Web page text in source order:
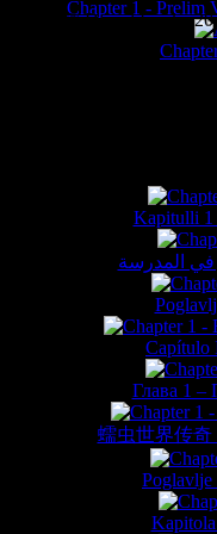
Chapter 1 - Prelim
Kapitulli 1
في المدرسة
Capítulo
Глава 1 –
蠕虫世界传奇
Poglavlje
website © Daniel Lieske